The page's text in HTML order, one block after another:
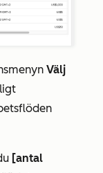
Välj
[antal